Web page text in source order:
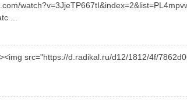
...
src="https://d.radikal.ru/d12/1812/4f/